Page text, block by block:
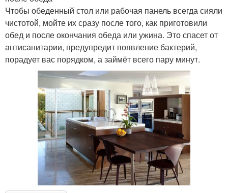
Чтобы обеденный стол или рабочая панель всегда сияли
чистотой, мойте их сразу после того, как приготовили
обед и после окончания обеда или ужина. Это спасет от
антисанитарии, предупредит появление бактерий,
порадует вас порядком, а займёт всего пару минут.